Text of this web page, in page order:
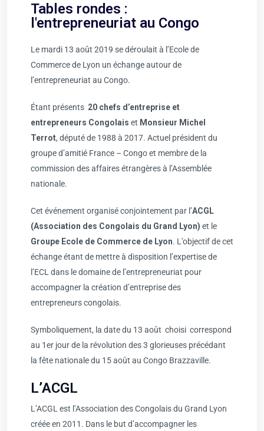
Tables rondes :
l'entrepreneuriat au Congo
Le mardi 13 août 2019 se déroulait à l’Ecole de
Commerce de Lyon un échange autour de
l’entrepreneuriat au Congo.
Étant présents 20 chefs d’entreprise et
entrepreneurs Congolais et Monsieur Michel
Terrot, député de 1988 à 2017. Actuel président du
groupe d’amitié France – Congo et membre de la
commission des affaires étrangères à l’Assemblée
nationale.
Cet événement organisé conjointement par l’ACGL
(Association des Congolais du Grand Lyon) et le
Groupe Ecole de Commerce de Lyon. L’objectif de cet
échange étant de mettre à disposition l’expertise de
l’ECL dans le domaine de l’entrepreneuriat pour
accompagner la création d’entreprise des
entrepreneurs congolais.
Symboliquement, la date du 13 août choisi correspond
au 1er jour de la révolution des 3 glorieuses précédant
la fête nationale du 15 août au Congo Brazzaville.
L’ACGL
L’ACGL est l’Association des Congolais du Grand Lyon
créée en 2011. Dans le but d’accompagner les